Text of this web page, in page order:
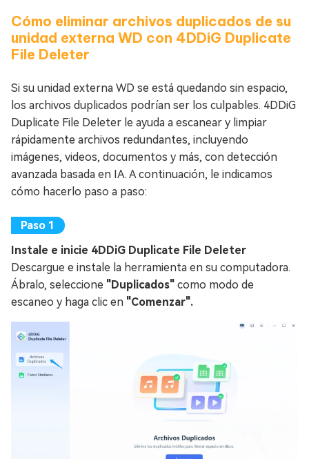
Cómo eliminar archivos duplicados de su
unidad externa WD con 4DDiG Duplicate
File Deleter
Si su unidad externa WD se está quedando sin espacio,
los archivos duplicados podrían ser los culpables. 4DDiG
Duplicate File Deleter le ayuda a escanear y limpiar
rápidamente archivos redundantes, incluyendo
imágenes, videos, documentos y más, con detección
avanzada basada en IA. A continuación, le indicamos
cómo hacerlo paso a paso:
Instale e inicie 4DDiG Duplicate File Deleter
Descargue e instale la herramienta en su computadora.
Ábralo, seleccione "Duplicados" como modo de
escaneo y haga clic en "Comenzar".